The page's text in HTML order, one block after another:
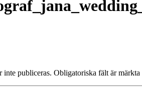
inte publiceras. Obligatoriska fält är märkta